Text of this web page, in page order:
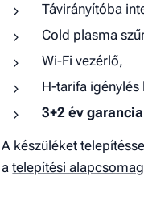
Távirányítóba
Cold plasma
Wi-Fi vezérlő,
H-tarifa igénylés
3+2 év
A készüléket
atelepítési